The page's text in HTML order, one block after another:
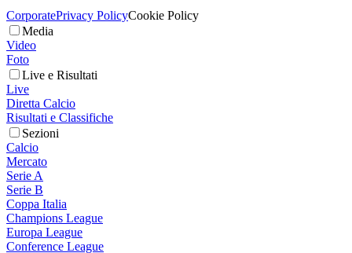
CorporatePrivacy PolicyCookie Policy
Media
Video
Foto
Live e Risultati
Live
Diretta Calcio
Risultati e Classifiche
Sezioni
Calcio
Mercato
Serie A
Serie B
Coppa Italia
Champions League
Europa League
Conference League